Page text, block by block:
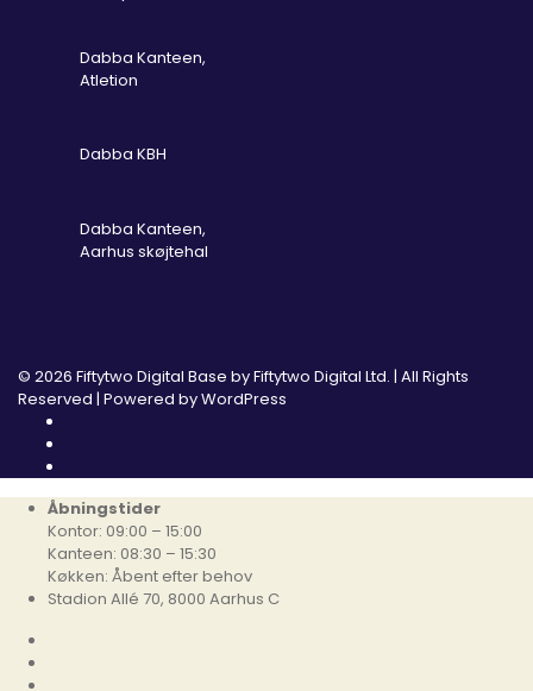
Dabba Kanteen,
Atletion
Dabba KBH
Dabba Kanteen,
Aarhus skøjtehal
© 2026 Fiftytwo Digital Base byFiftytwo Digital Ltd. | All Rights
Reserved | Powered byWordPress
Åbningstider
Kontor: 09:00 – 15:00
Kanteen: 08:30 – 15:30
Køkken: Åbent efter behov
Stadion Allé 70, 8000 Aarhus C